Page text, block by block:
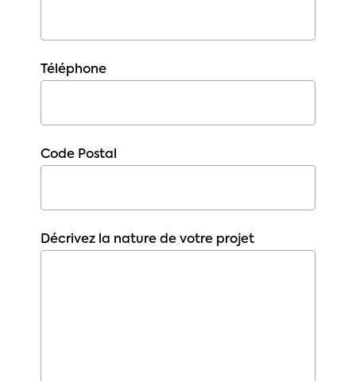
Téléphone
Code Postal
Décrivez la nature de votre projet